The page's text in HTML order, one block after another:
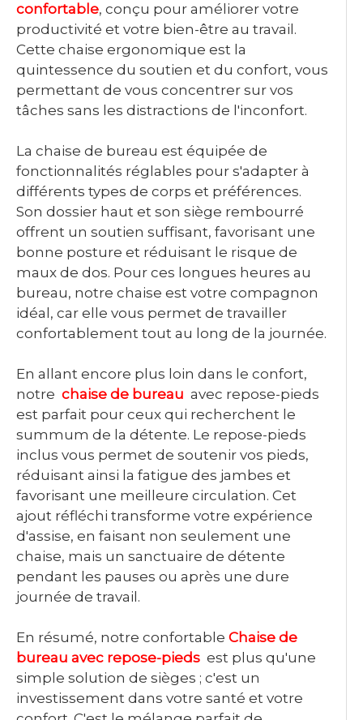
confortable, conçu pour améliorer votre
productivité et votre bien-être au travail.
Cette chaise ergonomique est la
quintessence du soutien et du confort, vous
permettant de vous concentrer sur vos
tâches sans les distractions de l'inconfort.
La chaise de bureau est équipée de
fonctionnalités réglables pour s'adapter à
différents types de corps et préférences.
Son dossier haut et son siège rembourré
offrent un soutien suffisant, favorisant une
bonne posture et réduisant le risque de
maux de dos. Pour ces longues heures au
bureau, notre chaise est votre compagnon
idéal, car elle vous permet de travailler
confortablement tout au long de la journée.
En allant encore plus loin dans le confort,
notre chaise de bureau avec repose-pieds
est parfait pour ceux qui recherchent le
summum de la détente. Le repose-pieds
inclus vous permet de soutenir vos pieds,
réduisant ainsi la fatigue des jambes et
favorisant une meilleure circulation. Cet
ajout réfléchi transforme votre expérience
d'assise, en faisant non seulement une
chaise, mais un sanctuaire de détente
pendant les pauses ou après une dure
journée de travail.
En résumé, notre confortable Chaise de
bureau avec repose-pieds est plus qu'une
simple solution de sièges ; c'est un
investissement dans votre santé et votre